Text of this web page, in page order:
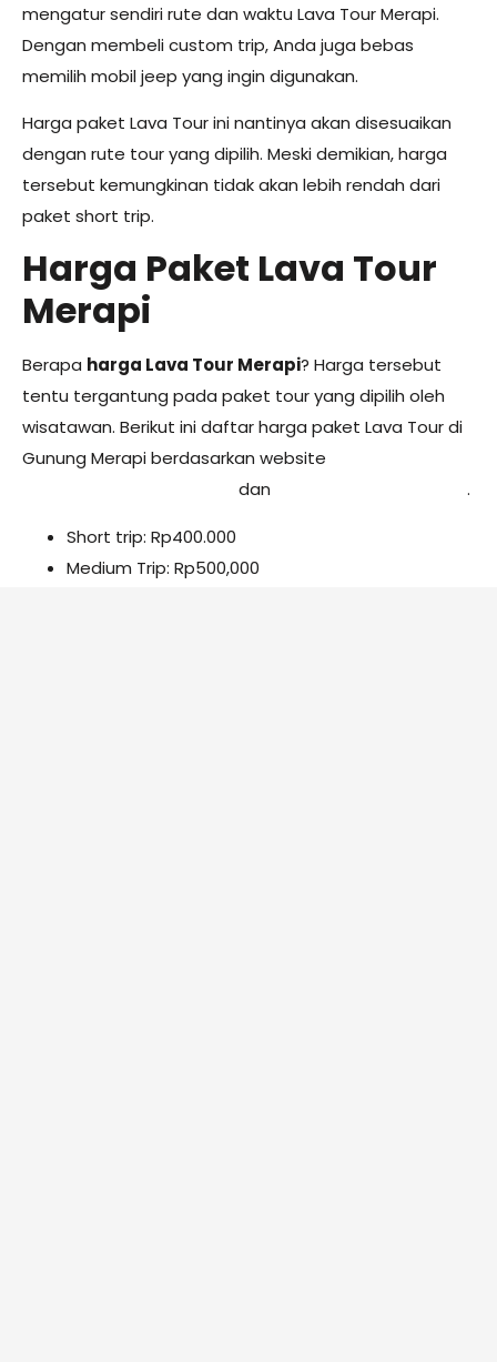
mengatur sendiri rute dan waktu Lava Tour Merapi.
Dengan membeli custom trip, Anda juga bebas
memilih mobil jeep yang ingin digunakan.
Harga paket Lava Tourini nantinya akan disesuaikan
dengan rute tour yang dipilih. Meski demikian, harga
tersebut kemungkinan tidak akan lebih rendah dari
paket short trip.
Harga Paket Lava Tour
Merapi
Berapa harga Lava Tour Merapi? Harga tersebut
tentu tergantung pada paket tour yang dipilih oleh
wisatawan. Berikut ini daftar harga paket Lava Tour di
Gunung Merapi berdasarkan website
dan .
Short trip: Rp400.000
Medium Trip: Rp500,000